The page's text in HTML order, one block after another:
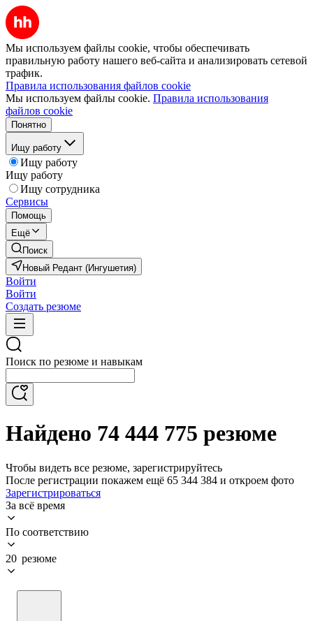
Мы используем файлы cookie, чтобы обеспечивать
правильную работу нашего веб-сайта и анализировать сетевой
трафик.
Правила использования файлов cookie
Мы используем файлы cookie. Правила использования
файлов cookie
Понятно
Ищу работу
Ищу работу
Ищу работу
Ищу сотрудника
Сервисы
Помощь
Ещё
Поиск
Новый Редант (Ингушетия)
Войти
Войти
Создать резюме
Поиск по резюме и навыкам
Найдено 74 444 775 резюме
Чтобы видеть все резюме, зарегистрируйтесь
После регистрации покажем ещё 65 344 384 и откроем фото
Зарегистрироваться
За всё время
По соответствию
20 резюме